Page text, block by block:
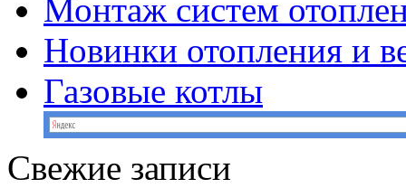
Монтаж систем
Новинки отопления и
Газовые котлы
Свежие записи